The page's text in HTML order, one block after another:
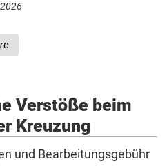
Verstöße beim
Kreuzung
und Bearbeitungsgebühr